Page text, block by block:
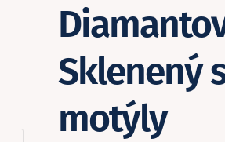
Sklenený
motýly